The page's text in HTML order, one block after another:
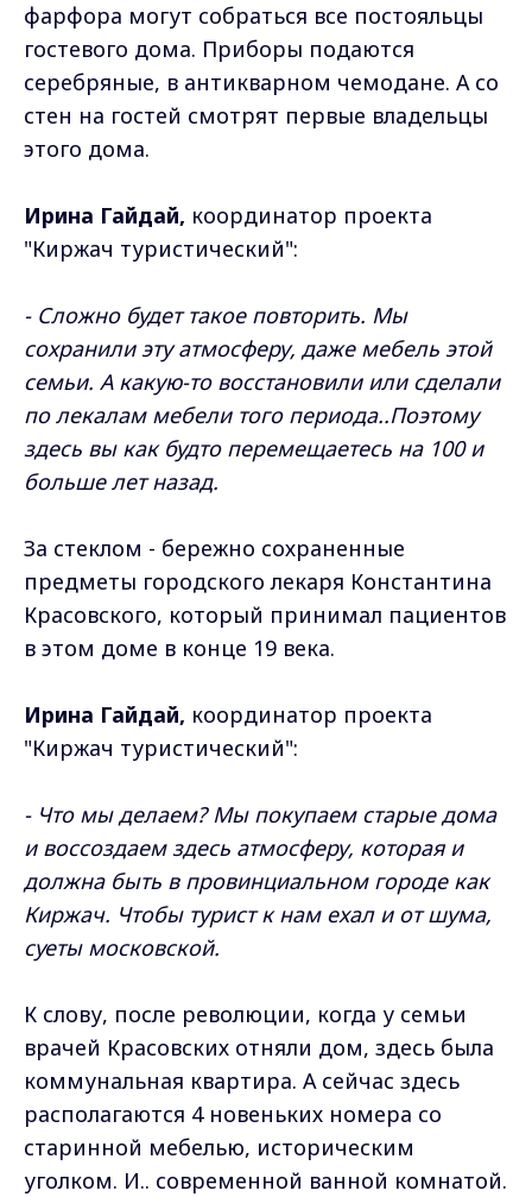
фарфора могут собраться все постояльцы
гостевого дома. Приборы подаются
серебряные, в антикварном чемодане. А со
стен на гостей смотрят первые владельцы
этого дома.
Ирина Гайдай, координатор проекта
"Киржач туристический":
- Сложно будет такое повторить. Мы
сохранили эту атмосферу, даже мебель этой
семьи. А какую-то восстановили или сделали
по лекалам мебели того периода..Поэтому
здесь вы как будто перемещаетесь на 100 и
больше лет назад.
За стеклом - бережно сохраненные
предметы городского лекаря Константина
Красовского, который принимал пациентов
в этом доме в конце 19 века.
Ирина Гайдай, координатор проекта
"Киржач туристический":
- Что мы делаем? Мы покупаем старые дома
и воссоздаем здесь атмосферу, которая и
должна быть в провинциальном городе как
Киржач. Чтобы турист к нам ехал и от шума,
суеты московской.
К слову, после революции, когда у семьи
врачей Красовских отняли дом, здесь была
коммунальная квартира. А сейчас здесь
располагаются 4 новеньких номера со
старинной мебелью, историческим
уголком. И.. современной ванной комнатой.